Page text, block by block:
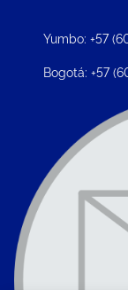
Yumbo: +57
Bogotá: +57